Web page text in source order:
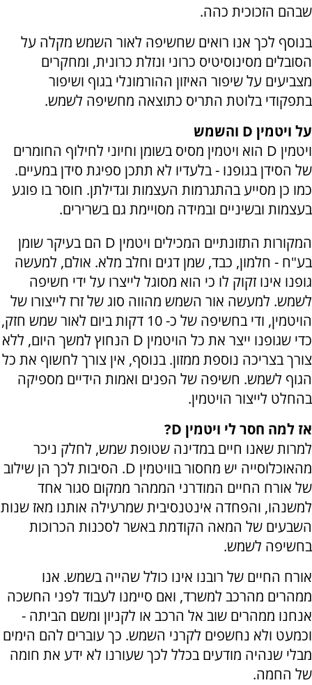
שבהם הזכוכית כהה.
בנוסף לכך אנו רואים שחשיפה לאור השמש מקלה על
הסובלים מסינוסיטיס כרוני ונזלת כרונית, ומחקרים
מצביעים על שיפור האיזון ההורמונלי בגוף ושיפור
בתפקודי בלוטת התריס כתוצאה מחשיפה לשמש.
על ויטמין D והשמש
ויטמין D הוא ויטמין מסיס בשומן וחיוני לחילוף החומרים
של הסידן בגופנו - בלעדיו לא תתכן ספיגת סידן במעיים.
כמו כן מסייע בהתגרמות העצמות וגדילתן. חוסר בו פוגע
בעצמות ובשיניים ובמידה מסויימת גם בשרירים.
המקורות התזונתיים המכילים ויטמין D הם בעיקר שומן
בע"ח - חלמון, כבד, שמן דגים וחלב מלא. אולם, למעשה
גופנו אינו זקוק לו כי הוא מסוגל לייצרו על ידי חשיפה
לשמש. למעשה אור השמש מהווה סוג של זרז לייצורו של
הויטמין, ודי בחשיפה של כ- 10 דקות ביום לאור שמש חזק,
כדי שגופנו ייצר את כל הויטמין D הנחוץ למשך היום, ללא
צורך בצריכה נוספת ממזון. בנוסף, אין צורך לחשוף את כל
הגוף לשמש. חשיפה של הפנים ואמות הידיים מספיקה
בהחלט לייצור הויטמין.
אז למה חסר לי ויטמין D?
למרות שאנו חיים במדינה שטופת שמש, לחלק ניכר
מהאוכלוסייה יש מחסור בוויטמין D. הסיבות לכך הן שילוב
של אורח החיים המודרני הממהר ממקום סגור אחד
למשנהו, והפחדה אינטנסיבית שמרעילה אותנו מאז שנות
השבעים של המאה הקודמת באשר לסכנות הכרוכות
בחשיפה לשמש.
אורח החיים של רובנו אינו כולל שהייה בשמש. אנו
ממהרים מהרכב למשרד, ואם סיימנו לעבוד לפני החשכה
אנחנו ממהרים שוב אל הרכב או לקניון ומשם הביתה -
וכמעט ולא נחשפים לקרני השמש. כך עוברים להם הימים
מבלי שנהיה מודעים בכלל לכך שעורנו לא ידע את חומה
של החמה.